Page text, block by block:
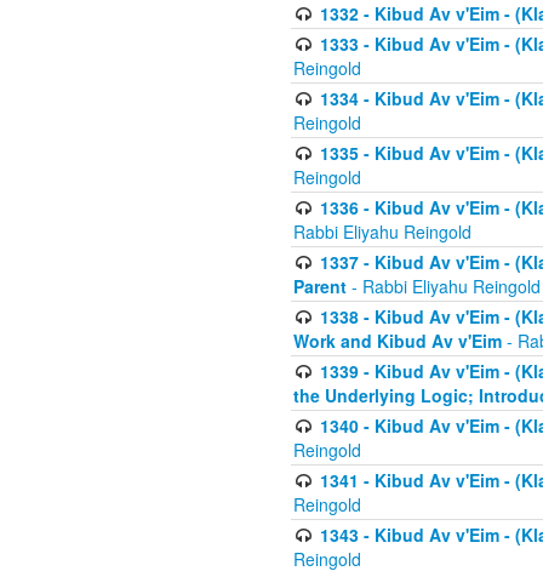
1332 - Kibud Av v'Eim -
1333 - Kibud Av v'Eim -
Reingold
1334 - Kibud Av v'Eim -
Reingold
1335 - Kibud Av v'Eim -
Reingold
1336 - Kibud Av v'Eim -
Rabbi Eliyahu Reingold
1337 - Kibud Av v'Eim -
Parent - Rabbi Eliyahu Reingold
1338 - Kibud Av v'Eim -
Work and Kibud Av v'Eim -
1339 - Kibud Av v'Eim -
the Underlying Logic;
1340 - Kibud Av v'Eim -
Reingold
1341 - Kibud Av v'Eim -
Reingold
1343 - Kibud Av v'Eim -
Reingold